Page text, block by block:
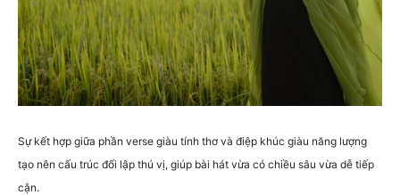
Sự kết hợp giữa phần verse giàu tính thơ và điệp khúc giàu năng lượng
tạo nên cấu trúc đối lập thú vị, giúp bài hát vừa có chiều sâu vừa dễ tiếp
cận.